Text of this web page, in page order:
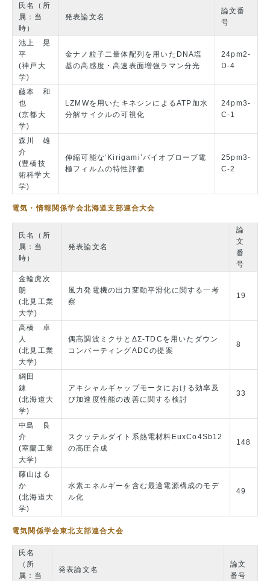
氏名（所
属：当
時）
発表論文名
論文番
号
池上 晃
平
(神戸大
学)
金ナノ粒子二量体配列を用いたDNA塩
基の高感度・高速表面増強ラマン分光
24pm2-
D-4
藤本 和
也
(京都大
学)
LZMWを用いたキネシンによるATP加水
分解サイクルの可視化
24pm3-
C-1
森川 雄
介
(豊橋技
術科学大
学)
伸縮可能な‘Kirigami’バイオプローブ電
極フィルムの特性評価
25pm3-
C-2
電気・情報関係学会北海道支部連合大会
氏名（所
属：当
時）
発表論文名
論
文
番
号
金輪虎次
朗
(北見工業
大学)
風力発電機の出力変動平滑化に関する一考
察
19
高橋 卓
人
(北見工業
大学)
偶高調波ミクサとΔΣ-TDCを用いたダウン
コンバーティングADCの提案
8
綱田
錬
(北海道大
学)
アキシャルギャップモータにおける効率及
び加速度性能の改善に関する検討
33
中島 良
介
(室蘭工業
大学)
スクッテルダイト系熱電材料EuxCo4Sb12
の高圧合成
148
藤山はる
か
(北海道大
学)
水素エネルギーを含む最適電源構成のモデ
ル化
49
電気関係学会東北支部連合大会
氏名
（所
属：当
発表論文名
論文
番号